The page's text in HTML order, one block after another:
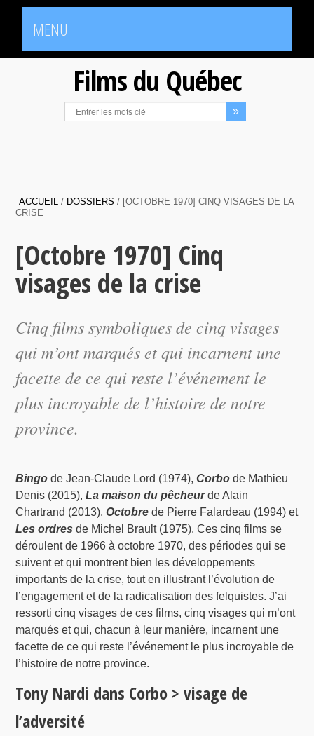
MENU
Films du Québec
ACCUEIL / DOSSIERS / [OCTOBRE 1970] CINQ VISAGES DE LA
CRISE
[Octobre 1970] Cinq
visages de la crise
Cinq films symboliques de cinq visages
qui m’ont marqués et qui incarnent une
facette de ce qui reste l’événement le
plus incroyable de l’histoire de notre
province.
Bingo de Jean-Claude Lord (1974),Corbo de Mathieu
Denis (2015),La maison du pêcheurde Alain
Chartrand (2013),Octobre de Pierre Falardeau (1994) et
Les ordres de Michel Brault (1975). Ces cinq films se
déroulent de 1966 à octobre 1970, des périodes qui se
suivent et qui montrent bien les développements
importants de la crise, tout en illustrant l’évolution de
l’engagement et de la radicalisation des felquistes. J’ai
ressorti cinq visages de ces films, cinq visages qui m’ont
marqués et qui, chacun à leur manière, incarnent une
facette de ce qui reste l’événement le plus incroyable de
l’histoire de notre province.
Tony Nardi dans Corbo > visage de
l’adversité